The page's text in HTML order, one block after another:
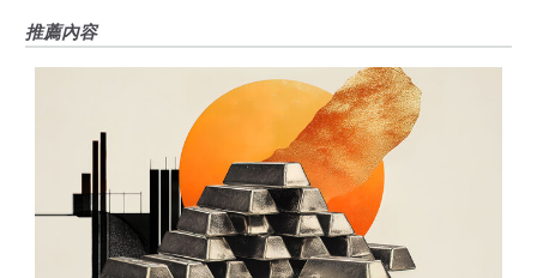
推薦內容